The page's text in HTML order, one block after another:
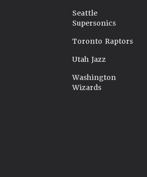
Seattle
Supersonics
Toronto Raptors
Utah Jazz
Washington
Wizards